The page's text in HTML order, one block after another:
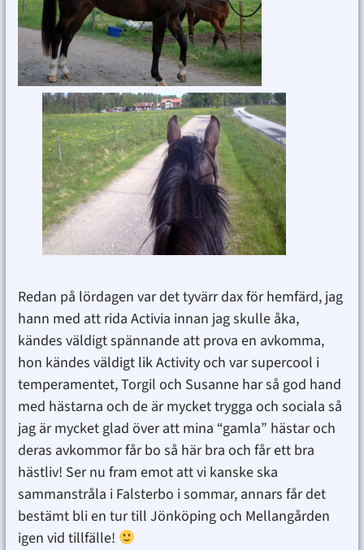
Redan på lördagen var det tyvärr dax för hemfärd, jag
hann med att rida Activia innan jag skulle åka,
kändes väldigt spännande att prova en avkomma,
hon kändes väldigt lik Activity och var supercool i
temperamentet, Torgil och Susanne har så god hand
med hästarna och de är mycket trygga och sociala så
jag är mycket glad över att mina “gamla” hästar och
deras avkommor får bo så här bra och får ett bra
hästliv! Ser nu fram emot att vi kanske ska
sammanstråla i Falsterbo i sommar, annars får det
bestämt bli en tur till Jönköping och Mellangården
igen vid tillfälle!